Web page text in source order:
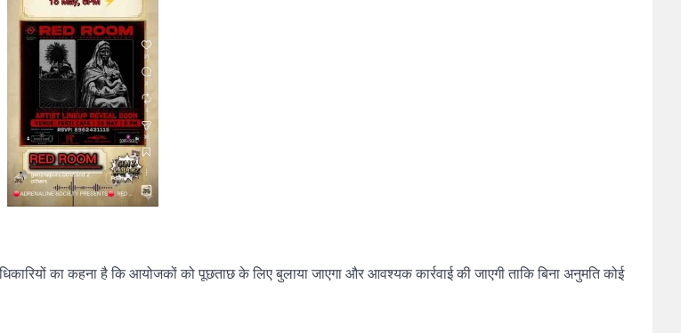
का कहना है कि आयोजकों को पूछताछ के लिए बुलाया जाएगा और आवश्यक कार्रवाई की जाएगी ताकि बिना अनुमति कोई